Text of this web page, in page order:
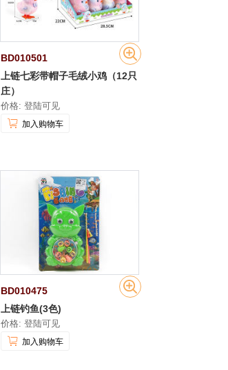
BD010501
上链七彩带帽子毛绒小鸡（12只
庄）
价格: 登陆可见
加入购物车
BD010475
上链钓鱼(3色)
价格: 登陆可见
加入购物车